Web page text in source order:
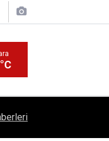
Bilim Kenti Çubuk